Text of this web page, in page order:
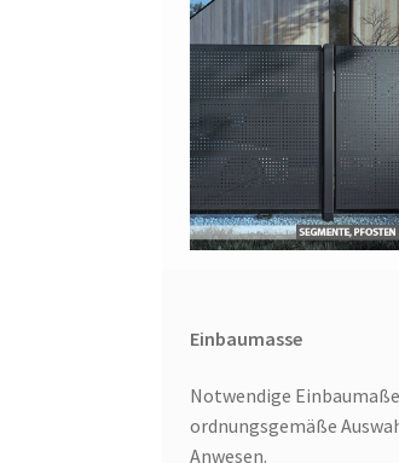
Einbaumasse
Notwendige
ordnungsgemäße
Anwesen.